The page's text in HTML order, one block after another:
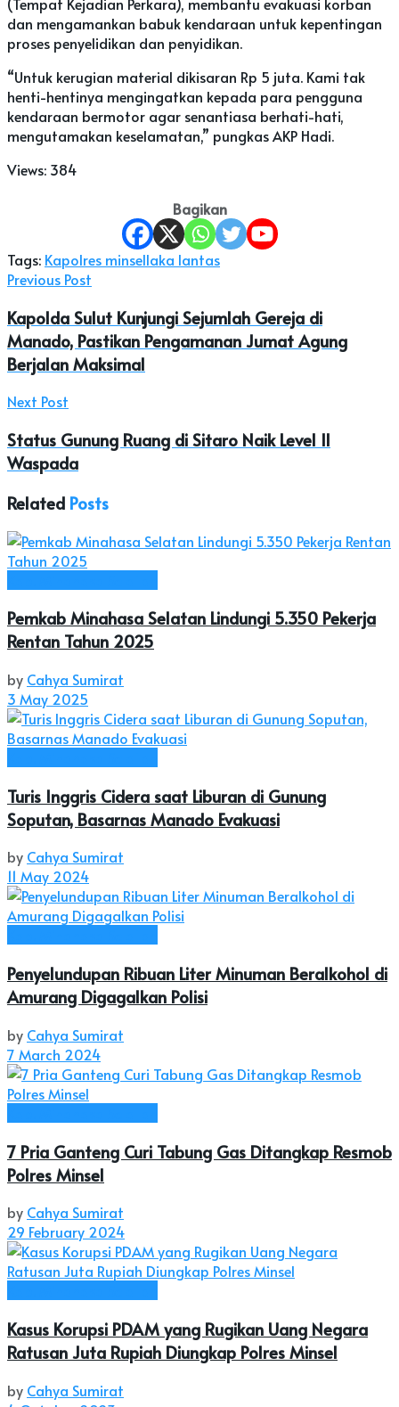
dan mengamankan babuk kendaraan untuk kepentingan
proses penyelidikan dan penyidikan.
“Untuk kerugian material dikisaran Rp 5 juta. Kami tak
henti-hentinya mengingatkan kepada para pengguna
kendaraan bermotor agar senantiasa berhati-hati,
mengutamakan keselamatan,” pungkas AKP Hadi.
Views: 384
Bagikan
Tags: Kapolres minsellaka lantas
Previous Post
Kapolda Sulut Kunjungi Sejumlah Gereja di
Manado, Pastikan Pengamanan Jumat Agung
Berjalan Maksimal
Next Post
Status Gunung Ruang di Sitaro Naik Level II
Waspada
Related Posts
Pemkab Minahasa Selatan Lindungi 5.350 Pekerja
Rentan Tahun 2025
by Cahya Sumirat
3 May 2025
Turis Inggris Cidera saat Liburan di Gunung
Soputan, Basarnas Manado Evakuasi
by Cahya Sumirat
11 May 2024
Penyelundupan Ribuan Liter Minuman Beralkohol di
Amurang Digagalkan Polisi
by Cahya Sumirat
7 March 2024
7 Pria Ganteng Curi Tabung Gas Ditangkap Resmob
Polres Minsel
by Cahya Sumirat
29 February 2024
Kasus Korupsi PDAM yang Rugikan Uang Negara
Ratusan Juta Rupiah Diungkap Polres Minsel
by Cahya Sumirat